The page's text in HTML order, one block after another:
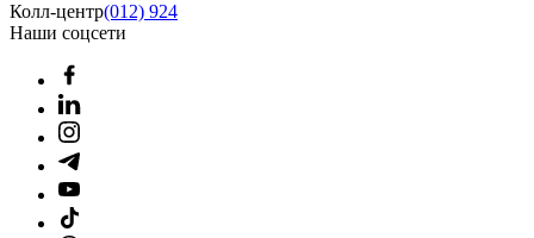
Колл-центр(012) 924
Наши соцсети